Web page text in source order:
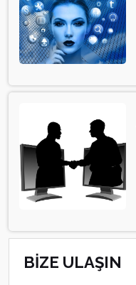
BİZE ULAŞIN